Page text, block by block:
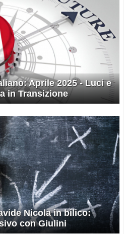
Aprile 2025 - Luci e
in Transizione
Nicola in bilico:
con Giulini